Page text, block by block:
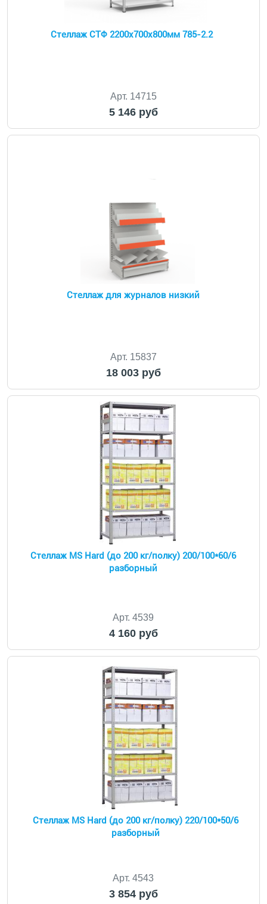
Стеллаж СТФ 2200x700x800мм 785-2.2
Арт. 14715
5 146 руб
Стеллаж для журналов низкий
Арт. 15837
18 003 руб
Стеллаж MS Hard (до 200 кг/полку) 200/100*60/6
разборный
Арт. 4539
4 160 руб
Стеллаж MS Hard (до 200 кг/полку) 220/100*50/6
разборный
Арт. 4543
3 854 руб